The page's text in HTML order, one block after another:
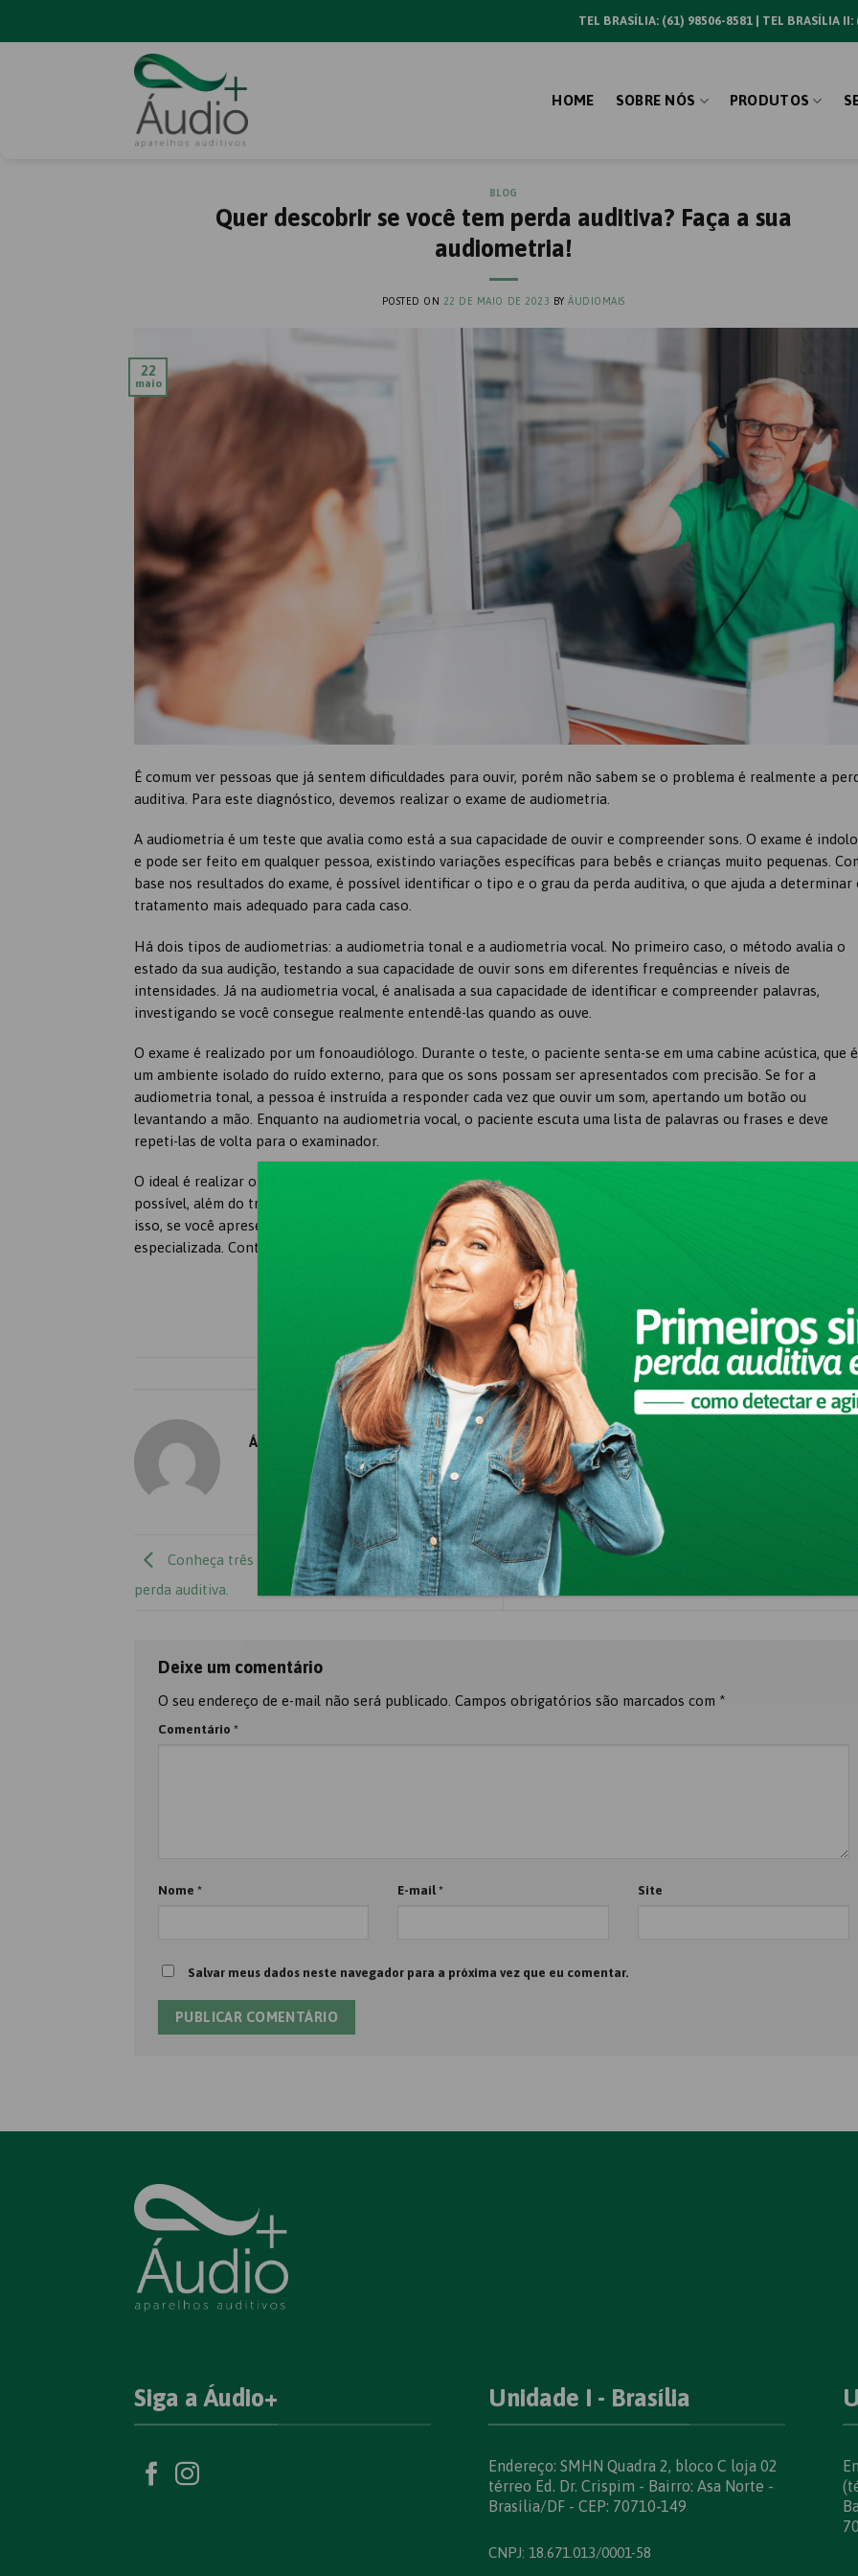
TEL BRASÍLIA: (61) 98506-8581 | TEL BRASÍLIA
HOME SOBRE NÓS PRODUTOS
BLOG
Quer descobrir se você tem perda auditiva? Faça a sua
audiometria!
POSTED ON 22 DE MAIO DE 2023 BYÁUDIOMAIS
22
maio
É comum ver pessoas que já sentem dificuldades para ouvir, porém não sabem se o problema é realmente a
auditiva. Para este diagnóstico, devemos realizar o exame de audiometria.
A audiometria é um teste que avalia como está a sua capacidade de ouvir e compreender sons. O exame é
e pode ser feito em qualquer pessoa, existindo variações específicas para bebês e crianças muito pequenas.
base nos resultados do exame, é possível identificar o tipo e o grau da perda auditiva, o que ajuda a determinar
tratamento mais adequado para cada caso.
Há dois tipos de audiometrias: a audiometria tonal e a audiometria vocal. No primeiro caso, o método avalia o
estado da sua audição, testando a sua capacidade de ouvir sons em diferentes frequências e níveis de
intensidades. Já na audiometria vocal, é analisada a sua capacidade de identificar e compreender palavras,
investigando se você consegue realmente entendê-las quando as ouve.
O exame é realizado por um fonoaudiólogo. Durante o teste, o paciente senta-se em uma cabine acústica, que é
um ambiente isolado do ruído externo, para que os sons possam ser apresentados com precisão. Se for a
audiometria tonal, a pessoa é instruída a responder cada vez que ouvir um som, apertando um botão ou
levantando a mão. Enquanto na audiometria vocal, o paciente escuta uma lista de palavras ou frases e deve
repeti-las de volta para o examinador.
O ideal é realizar o teste de audiometria anualmente para que o paciente receba diagnóstico o mais cedo
possível, além do tratamento adequado, que pode incluir o uso de aparelhos auditivos ou implantes cocleares.
isso, se você apresentar problemas para ouvir e se comunicar, não pense duas vezes em procurar ajuda
especializada. Conte com a Áudio Mais nesse caminho!
Esse registro foi postado emBlog.Adicione aos favoritos.
ÁUDIOMAIS
Conheça três doenças comuns que podem levar à
perda auditiva.
Por que a perda auditiva em homens é mais
Deixe um comentário
O seu endereço de e-mail não será publicado. Campos obrigatórios são marcados com *
Comentário *
Nome * E-mail* Site
Salvar meus dados neste navegador para a próxima vez que eu comentar.
Siga a Áudio+ Unidade I - Brasília
Endereço: SMHN Quadra 2, bloco C loja 02
térreo Ed. Dr. Crispim - Bairro: Asa Norte -
Brasília/DF - CEP: 70710-149
CNPJ: 18.671.013/0001-58